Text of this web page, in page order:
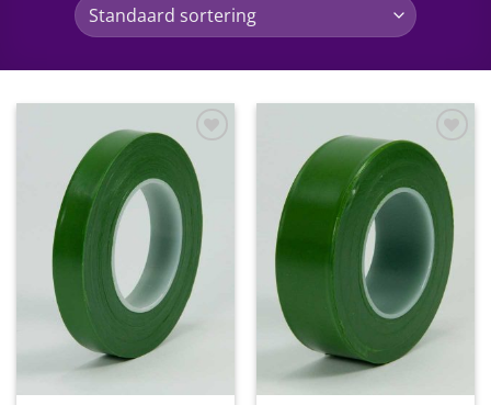
Toevoegen
aan
wenslijst
Toevoegen
aan
wenslijst